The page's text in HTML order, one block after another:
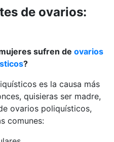
de ovarios:
sufren de ovarios
?
es la causa más
quisieras ser madre,
ovarios poliquísticos,
comunes: